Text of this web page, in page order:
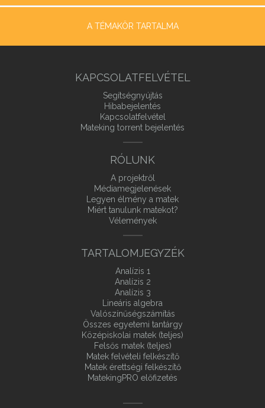
A TÉMAKÖR TARTALMA
KAPCSOLATFELVÉTEL
Segítségnyújtás
Hibabejelentés
Kapcsolatfelvétel
Mateking torrent bejelentés
RÓLUNK
A projektről
Médiamegjelenések
Legyen élmény a matek
Miért tanulunk matekot?
Vélemények
TARTALOMJEGYZÉK
Analízis 1
Analízis 2
Analízis 3
Lineáris algebra
Valószínűségszámítás
Összes egyetemi tantárgy
Középiskolai matek (teljes)
Felsős matek (teljes)
Matek felvételi felkészítő
Matek érettségi felkészítő
MatekingPRO előfizetés